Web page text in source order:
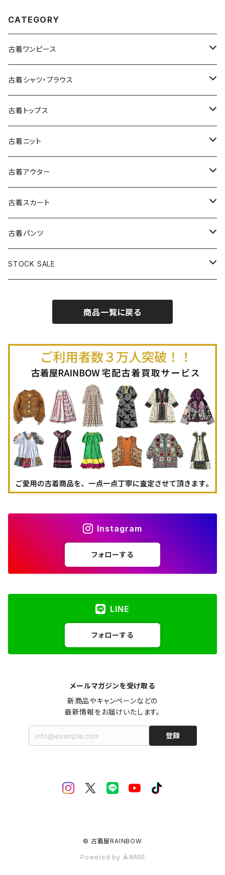
CATEGORY
古着ワンピース
古着長袖ワンピース
古着半袖ワンピース
古着ノースリーブワンピース
古着キャミソールワンピース
古着ベアトップワンピース
古着オールインワン
古着オーバーオール
古着シャツ・ブラウス
古着長袖シャツ・ブラウス
古着半袖シャツ・ブラウス
古着ノースリーブシャツ・ブラウス
古着トップス
古着スウェット&パーカー
古着スウェット
古着パーカー
古着プルオーバー
古着長袖プルオーバー
古着半袖プルオーバー
古着Ｔシャツ
古着長袖Ｔシャツ
古着半袖Ｔシャツ
古着ベスト
古着キャミソール
古着ポロシャツ
古着長袖ポロシャツ
古着スウェット
古着パーカー
古着タンクトップ
古着ニット
古着セーター
古着カーディガン
古着半袖ニット
古着ニットアウター
古着アウター
古着ライトジャケット
古着ライトコート
古着ヘビージャケット
古着羽織り
古着スカート
古着ロング丈スカート (丈76cm-)
古着膝丈スカート (丈56-75cm)
古着ミニ丈スカート (丈56-75cm)
古着パンツ
古着ロング丈パンツ
STOCK SALE
Autumn / Winter
商品一覧に戻る
Instagram
フォローする
LINE
フォローする
メールマガジンを受け取る
新商品やキャンペーンなどの
最新情報をお届けいたします。
登録
© 古着屋RAINBOW
Powered by